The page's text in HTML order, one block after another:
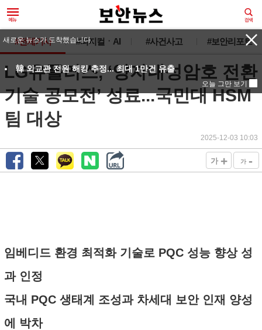
#전체기사 #피지컬ㆍAI #사건사고 #보안리포트
LG유플러스, ‘양자내성암호 전환
기술 공모전’ 성료...국민대 HSM
팀 대상
2025-12-03 10:03
가 + 가 -
임베디드 환경 최적화 기술로 PQC 성능 향상 성
과 인정
국내 PQC 생태계 조성과 차세대 보안 인재 양성
에 박차
새로운 뉴스가 도착했습니다.
韓 외교관 전원 해킹 추정... 최대 1만건 유출
오늘 그만 보기